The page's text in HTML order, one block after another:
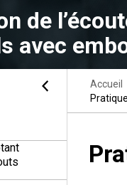
de
avec
Accueil